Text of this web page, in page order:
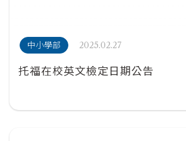
中小學部 2025.02.27
托福在校英文檢定日期公告